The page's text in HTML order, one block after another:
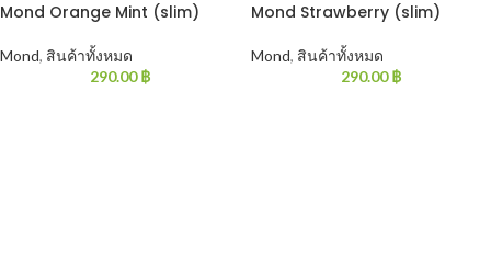
Mond Orange Mint (slim)
Mond, สินค้าทั้งหมด
290.00฿
Mond Strawberry (slim)
Mond, สินค้าทั้งหมด
290.00฿